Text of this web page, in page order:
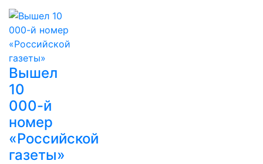
Вышел
10
000-й
номер
«Российской
газеты»